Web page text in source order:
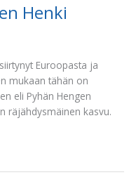
Henki
Euroopasta ja
mukaan tähän on
eli Pyhän Hengen
räjähdysmäinen kasvu.